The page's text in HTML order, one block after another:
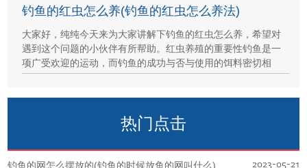
钓鱼的红虫怎么养(钓鱼的红虫怎么养法)
大家好，纯纯今天来为大家讲解下钓鱼的红虫怎么养，希望对
遇到这个问题的小伙伴有所帮助。红虫养殖的重要性钓鱼是一
项广受欢迎的运动，而钓鱼的成功与否与使用的饵料密切相
热门点击
2023-05-21
钓鱼的网怎么摆放的(钓鱼的时候放鱼的网叫什么)